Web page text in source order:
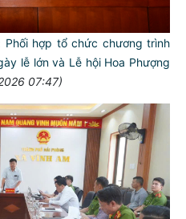
Phối hợp tổ chức chương trình
lễ lớn và Lễ hội Hoa Phượng
07:47)
CÁCH MỆNH LÀ:
LIÊM, CHÍNH